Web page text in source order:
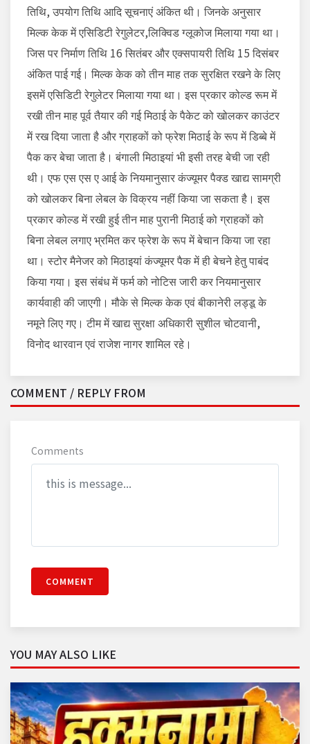
तिथि, उपयोग तिथि आदि सूचनाएं अंकित थी। जिनके अनुसार
मिल्क केक में एसिडिटी रेगुलेटर,लिक्विड ग्लूकोज मिलाया गया था।
जिस पर निर्माण तिथि 16 सितंबर और एक्सपायरी तिथि 15 दिसंबर
अंकित पाई गई। मिल्क केक को तीन माह तक सुरक्षित रखने के लिए
इसमें एसिडिटी रेगुलेटर मिलाया गया था। इस प्रकार कोल्ड रूम में
रखी तीन माह पूर्व तैयार की गई मिठाई के पैकेट को खोलकर काउंटर
में रख दिया जाता है और ग्राहकों को फ्रेश मिठाई के रूप में डिब्बे में
पैक कर बेचा जाता है। बंगाली मिठाइयां भी इसी तरह बेची जा रही
थी। एफ एस एस ए आई के नियमानुसार कंज्यूमर पैक्ड खाद्य सामग्री
को खोलकर बिना लेबल के विक्रय नहीं किया जा सकता है। इस
प्रकार कोल्ड में रखी हुई तीन माह पुरानी मिठाई को ग्राहकों को
बिना लेबल लगाए भ्रमित कर फ्रेश के रूप में बेचान किया जा रहा
था। स्टोर मैनेजर को मिठाइयां कंज्यूमर पैक में ही बेचने हेतु पाबंद
किया गया। इस संबंध में फर्म को नोटिस जारी कर नियमानुसार
कार्यवाही की जाएगी। मौके से मिल्क केक एवं बीकानेरी लड्डू के
नमूने लिए गए। टीम में खाद्य सुरक्षा अधिकारी सुशील चोटवानी,
विनोद थारवान एवं राजेश नागर शामिल रहे।
COMMENT / REPLY FROM
Comments
COMMENT
YOU MAY ALSO LIKE